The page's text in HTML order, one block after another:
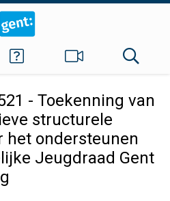
- Toekenning van
structurele
het ondersteunen
Jeugdraad Gent